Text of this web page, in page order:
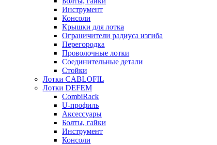
Инструмент
Консоли
Крышки для лотка
Ограничители радиуса изгиба
Перегородка
Проволочные лотки
Соединительные детали
Стойки
Лотки CABLOFIL
Лотки DEFEM
CombiRack
U-профиль
Аксессуары
Болты, гайки
Инструмент
Консоли